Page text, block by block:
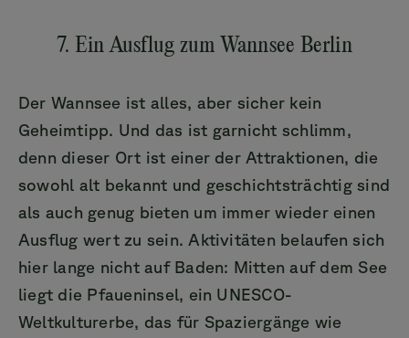
7. Ein Ausflug zum Wannsee Berlin
Der Wannsee ist alles, aber sicher kein
Geheimtipp. Und das ist garnicht schlimm,
denn dieser Ort ist einer der Attraktionen, die
sowohl alt bekannt und geschichtsträchtig sind
als auch genug bieten um immer wieder einen
Ausflug wert zu sein. Aktivitäten belaufen sich
hier lange nicht auf Baden: Mitten auf dem See
liegt die Pfaueninsel, ein UNESCO-
Weltkulturerbe, das für Spaziergänge wie